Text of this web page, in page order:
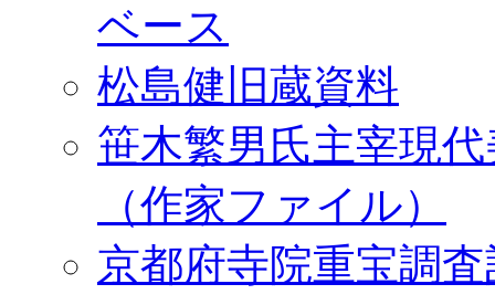
ベース
松島健旧蔵資料
笹木繁男氏主宰現
（作家ファイル）
京都府寺院重宝調